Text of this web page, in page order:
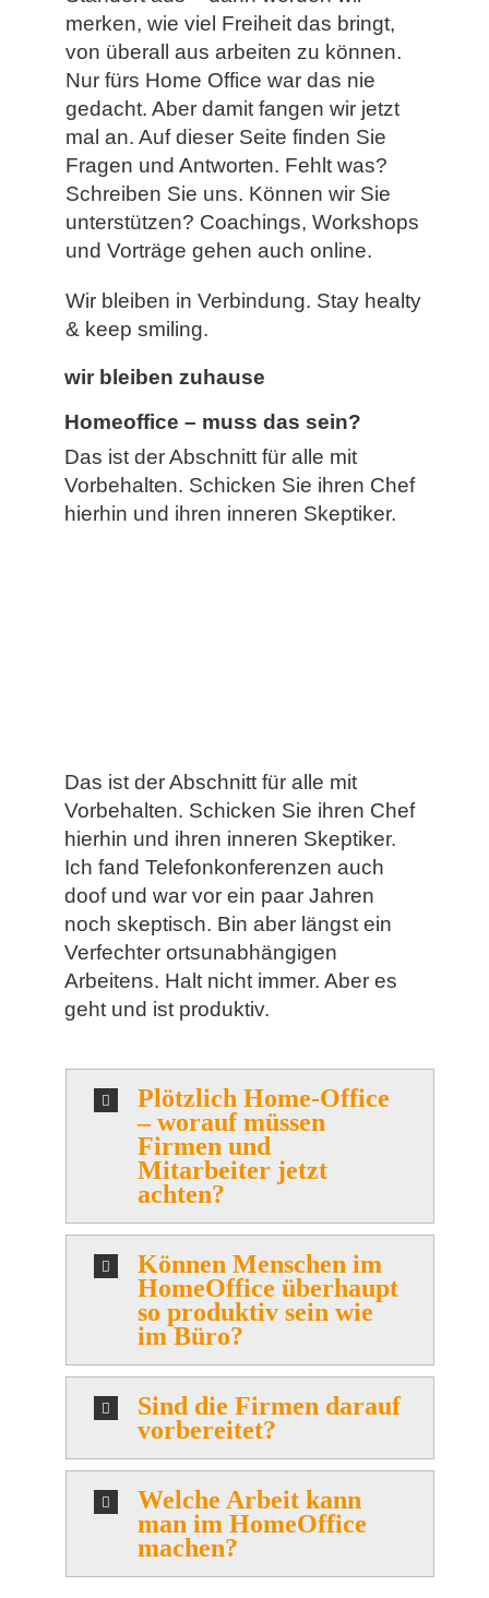
merken, wie viel Freiheit das bringt,
von überall aus arbeiten zu können.
Nur fürs Home Office war das nie
gedacht. Aber damit fangen wir jetzt
mal an. Auf dieser Seite finden Sie
Fragen und Antworten. Fehlt was?
Schreiben Sie uns. Können wir Sie
unterstützen? Coachings, Workshops
und Vorträge gehen auch online.
Wir bleiben in Verbindung. Stay healty
& keep smiling.
wir bleiben zuhause
Homeoffice – muss das sein?
Das ist der Abschnitt für alle mit
Vorbehalten. Schicken Sie ihren Chef
hierhin und ihren inneren Skeptiker.
Das ist der Abschnitt für alle mit
Vorbehalten. Schicken Sie ihren Chef
hierhin und ihren inneren Skeptiker.
Ich fand Telefonkonferenzen auch
doof und war vor ein paar Jahren
noch skeptisch. Bin aber längst ein
Verfechter ortsunabhängigen
Arbeitens. Halt nicht immer. Aber es
geht und ist produktiv.
Plötzlich Home-Office
– worauf müssen
Firmen und
Mitarbeiter jetzt
achten?
Können Menschen im
HomeOffice überhaupt
so produktiv sein wie
im Büro?
Sind die Firmen darauf
vorbereitet?
Welche Arbeit kann
man im HomeOffice
machen?